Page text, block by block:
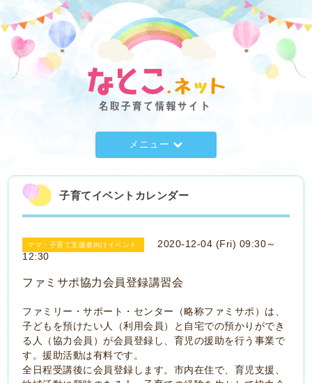
メニュー
子育てイベントカレンダー
ママ・子育て支援者向けイベント
2020-12-04 (Fri) 09:30～
12:30
ファミサポ協力会員登録講習会
ファミリー・サポート・センター（略称ファミサポ）は、
子どもを預けたい人（利用会員）と自宅での預かりができ
る人（協力会員）が会員登録し、育児の援助を行う事業で
す。援助活動は有料です。
全日程受講後に会員登録します。市内在住で、育児支援、